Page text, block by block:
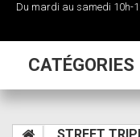
Du mardi au samedi 10h-
CATÉGORIES